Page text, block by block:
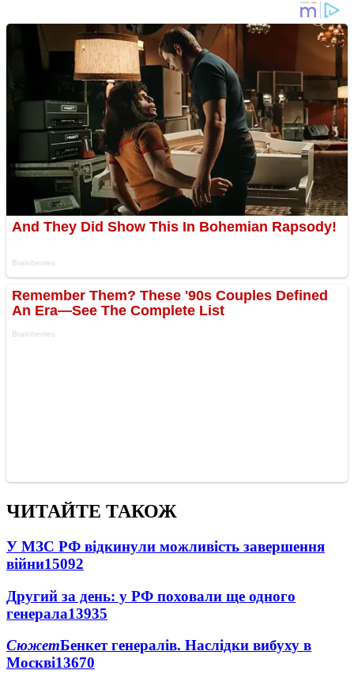
ЧИТАЙТЕ ТАКОЖ
У МЗС РФ відкинули можливість завершення
війни15092
Другий за день: у РФ поховали ще одного
генерала13935
СюжетБенкет генералів. Наслідки вибуху в
Москві13670